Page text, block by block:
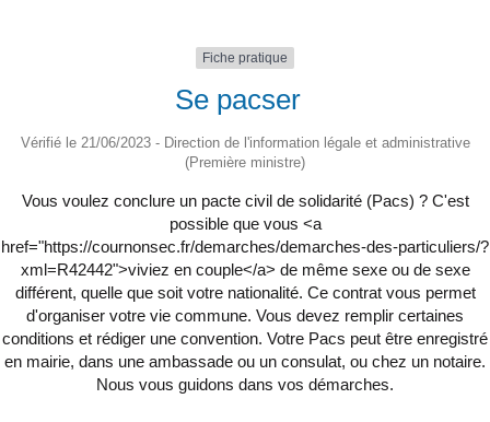
Fiche pratique
Se pacser
Vérifié le 21/06/2023 - Direction de l'information légale et administrative
(Première ministre)
Vous voulez conclure un pacte civil de solidarité (Pacs) ? C'est
possible que vous <a
href="https://cournonsec.fr/demarches/demarches-des-particuliers/?
xml=R42442">viviez en couple</a> de même sexe ou de sexe
différent, quelle que soit votre nationalité. Ce contrat vous permet
d'organiser votre vie commune. Vous devez remplir certaines
conditions et rédiger une convention. Votre Pacs peut être enregistré
en mairie, dans une ambassade ou un consulat, ou chez un notaire.
Nous vous guidons dans vos démarches.